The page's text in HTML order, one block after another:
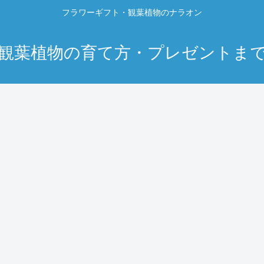
フラワーギフト・観葉植物のナラオン
葉植物の育て方・プレゼントま